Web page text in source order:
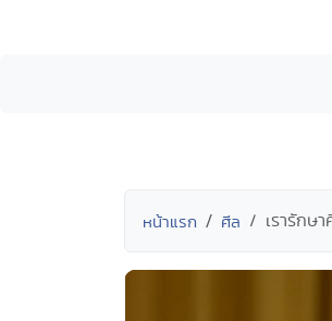
หน้าแรก ศีล เรารักษ